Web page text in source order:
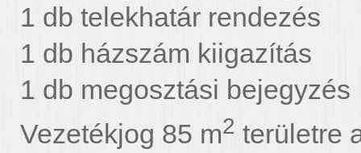
1 db telekhatár rendezés
1 db házszám kiigazítás
1 db megosztási bejegyzés
Vezetékjog 85 m2 területre